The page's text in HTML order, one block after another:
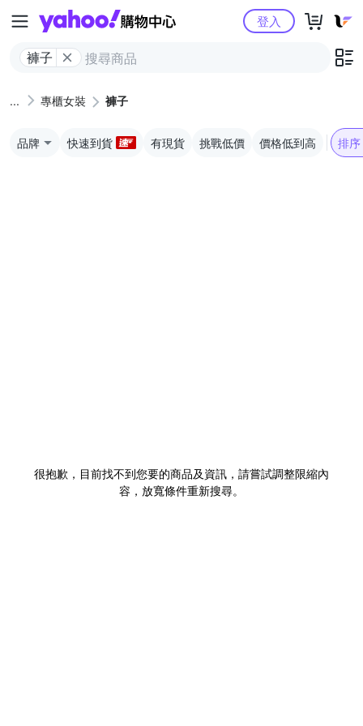
Yahoo購物中心
褲子
登入
專櫃女裝 褲子
品牌 快速到貨 有現貨 挑戰低價 價格低到高 排序
很抱歉，目前找不到您要的商品及資訊，請嘗試調整限縮內
容，放寬條件重新搜尋。